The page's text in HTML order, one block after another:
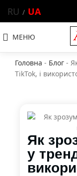
RU UA
МЕНЮ
Головна - Блог -
TikTok, і
Як
у